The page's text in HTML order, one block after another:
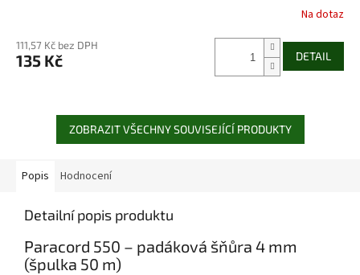
Na dotaz
111,57 Kč bez DPH
135 Kč DETAIL
ZOBRAZIT VŠECHNY SOUVISEJÍCÍ PRODUKTY
Popis Hodnocení
Detailní popis produktu
Paracord 550 – padáková šňůra 4 mm
(špulka 50 m)